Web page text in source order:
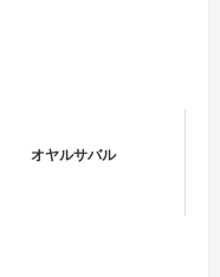
オヤルサバル